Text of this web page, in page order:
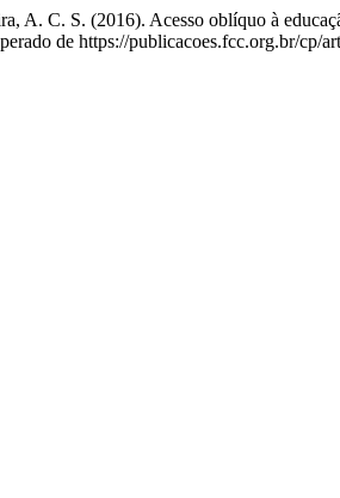
A. C. S. (2016). Acesso oblíquo à
de https://publicacoes.fcc.org.br/cp/